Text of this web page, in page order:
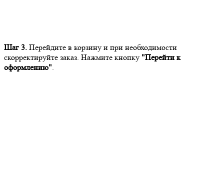
Шаг 3. Перейдите в корзину и при необходимости
скорректируйте заказ. Нажмите кнопку "Перейти к
оформлению".